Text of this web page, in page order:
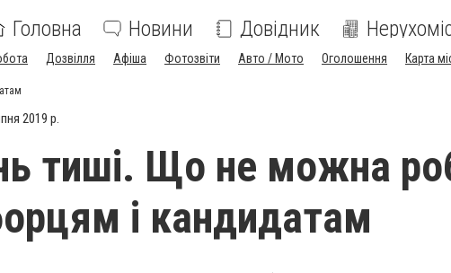
Головна Новини Довідник
Дозвілля Афіша Фотозвіти Авто / Мото Оголошення Карта
2019 р.
тиші. Що не можна
і кандидатам